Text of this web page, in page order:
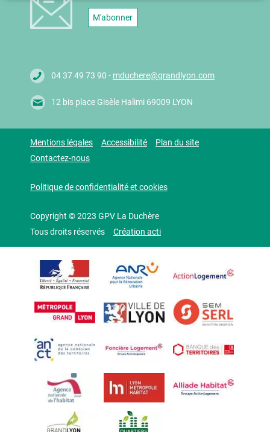
M'abonner
04 37 49 73 90 - mduchere@grandlyon.com
12 bis place Gisèle Halimi 69009 LYON
Mentions légales Accessibilité
Plan du site
Contactez-nous
Politique de confidentialité et cookies
Copyright © 2023 GPV La Duchère
Tous droits réservés
Création acti